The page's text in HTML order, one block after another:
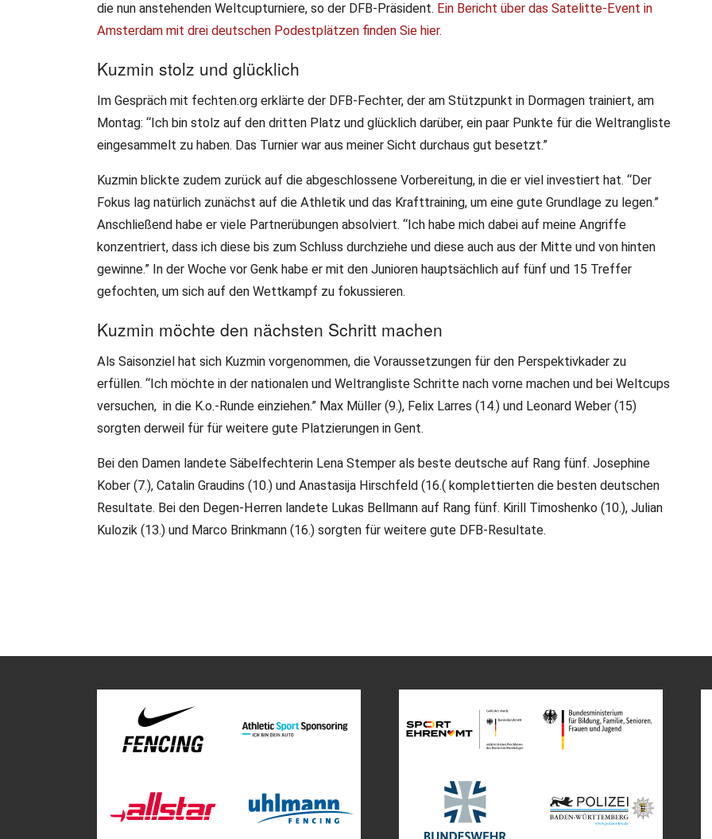
die nun anstehenden Weltcupturniere, so der DFB-Präsident. Ein Bericht über das Satelitte-Event in
Amsterdam mit drei deutschen Podestplätzen finden Sie hier.
Kuzmin stolz und glücklich
Im Gespräch mit fechten.org erklärte der DFB-Fechter, der am Stützpunkt in Dormagen trainiert, am
Montag: “Ich bin stolz auf den dritten Platz und glücklich darüber, ein paar Punkte für die Weltrangliste
eingesammelt zu haben. Das Turnier war aus meiner Sicht durchaus gut besetzt.”
Kuzmin blickte zudem zurück auf die abgeschlossene Vorbereitung, in die er viel investiert hat. “Der
Fokus lag natürlich zunächst auf die Athletik und das Krafttraining, um eine gute Grundlage zu legen.”
Anschließend habe er viele Partnerübungen absolviert. “Ich habe mich dabei auf meine Angriffe
konzentriert, dass ich diese bis zum Schluss durchziehe und diese auch aus der Mitte und von hinten
gewinne.” In der Woche vor Genk habe er mit den Junioren hauptsächlich auf fünf und 15 Treffer
gefochten, um sich auf den Wettkampf zu fokussieren.
Kuzmin möchte den nächsten Schritt machen
Als Saisonziel hat sich Kuzmin vorgenommen, die Voraussetzungen für den Perspektivkader zu
erfüllen. “Ich möchte in der nationalen und Weltrangliste Schritte nach vorne machen und bei Weltcups
versuchen, in die K.o.-Runde einziehen.” Max Müller (9.), Felix Larres (14.) und Leonard Weber (15)
sorgten derweil für für weitere gute Platzierungen in Gent.
Bei den Damen landete Säbelfechterin Lena Stemper als beste deutsche auf Rang fünf. Josephine
Kober (7.), Catalin Graudins (10.) und Anastasija Hirschfeld (16.( komplettierten die besten deutschen
Resultate. Bei den Degen-Herren landete Lukas Bellmann auf Rang fünf. Kirill Timoshenko (10.), Julian
Kulozik (13.) und Marco Brinkmann (16.) sorgten für weitere gute DFB-Resultate.